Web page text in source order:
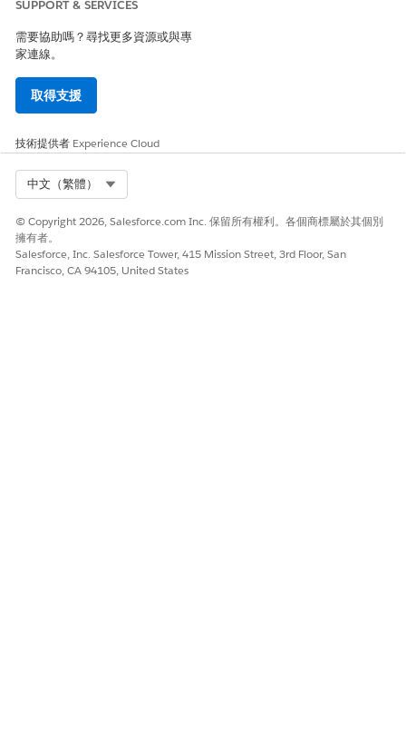
SUPPORT & SERVICES
需要協助嗎？尋找更多資源或與專
家連線。
取得支援
技術提供者 Experience Cloud
中文（繁體）
© Copyright 2026, Salesforce.com Inc. 保留所有權利。各個商標屬於其個別
擁有者。
Salesforce, Inc. Salesforce Tower, 415 Mission Street, 3rd Floor, San
Francisco, CA 94105, United States